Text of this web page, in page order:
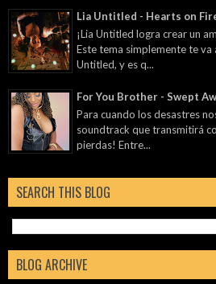
Lia Untitled - Hearts on
¡Lia Untitled logra crear un
Este tema simplemente te va
Untitled, y es q...
For You Brother - Swept
Para cuando los desastres
soundtrack que transmitirá
pierdas! Entre...
SEARCH THIS BLOG
BLOG ARCHIVE